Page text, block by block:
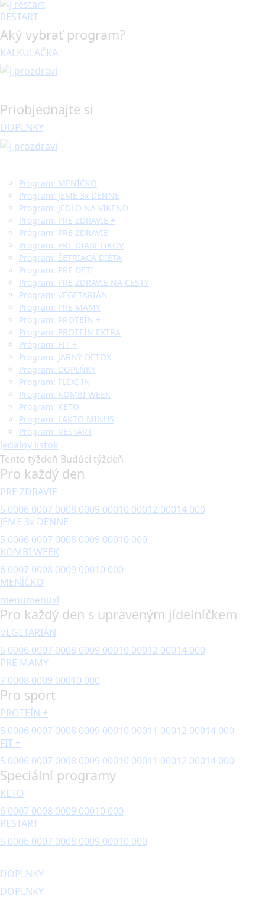
RESTART
Aký vybrať program?
KALKULAČKA
Priobjednajte si
DOPLNKY
Program: MENÍČKO
Program: JEME 3x DENNE
Program: JEDLO NA VIKEND
Program: PRE ZDRAVIE +
Program: PRE ZDRAVIE
Program: PRE DIABETIKOV
Program: ŠETRIACA DIÉTA
Program: PRE DETI
Program: PRE ZDRAVIE NA CESTY
Program: VEGETARIÁN
Program: PRE MAMY
Program: PROTEÍN +
Program: PROTEÍN EXTRA
Program: FIT +
Program: JARNÝ DETOX
Program: DOPLŇKY
Program: FLEXI IN
Program: KOMBI WEEK
Program: KETO
Program: LAKTO MINUS
Program: RESTART
Jedálny lístok
Tento týždeň Budúci týždeň
Pro každý den
PRE ZDRAVIE
5 0006 0007 0008 0009 00010 00012 00014 000
JEME 3x DENNE
5 0006 0007 0008 0009 00010 000
KOMBI WEEK
6 0007 0008 0009 00010 000
MENÍČKO
menumenuxl
Pro každý den s upraveným jídelníčkem
VEGETARIÁN
5 0006 0007 0008 0009 00010 00012 00014 000
PRE MAMY
7 0008 0009 00010 000
Pro sport
PROTEÍN +
5 0006 0007 0008 0009 00010 00011 00012 00014 000
FIT +
5 0006 0007 0008 0009 00010 00011 00012 00014 000
Speciální programy
KETO
6 0007 0008 0009 00010 000
RESTART
5 0006 0007 0008 0009 00010 000
DOPLNKY
DOPLNKY